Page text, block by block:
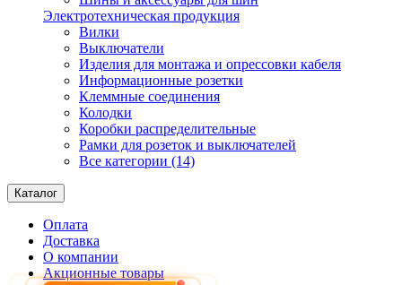
Электротехническая продукция
Вилки
Выключатели
Изделия для монтажа и опрессовки кабеля
Информационные розетки
Клеммные соединения
Колодки
Коробки распределительные
Рамки для розеток и выключателей
Все категории (14)
Каталог
Оплата
Доставка
О компании
Акционные товары